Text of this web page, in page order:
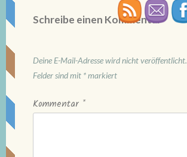
Schreibe einen Kommentar
Deine E-Mail-Adresse wird nicht veröffentlicht.
Felder sind mit *markiert
Kommentar *